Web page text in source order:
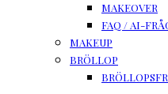
MAKEOVER
FAQ / AI-
MAKEUP
BRÖLLOP